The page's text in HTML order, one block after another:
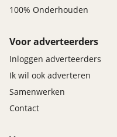
100% Onderhouden
Voor adverteerders
Inloggen adverteerders
Ik wil ook adverteren
Samenwerken
Contact